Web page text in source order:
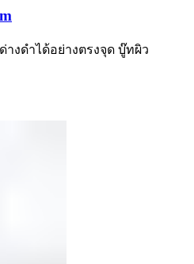
างดำได้อย่างตรงจุด บู๊ทผิว